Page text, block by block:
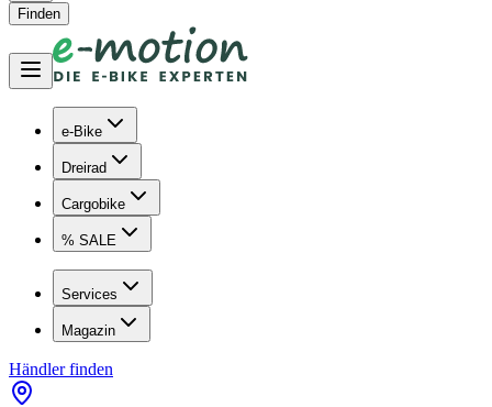
Finden
e-Bike
Dreirad
Cargobike
% SALE
Services
Magazin
Händler finden